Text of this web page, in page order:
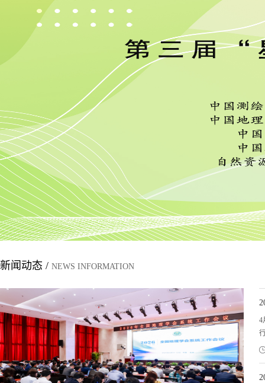
新闻动态 / NEWS INFORMATION
4
地理学报（英文版） 世界地理研
地球信息 历史地理 全球数据化